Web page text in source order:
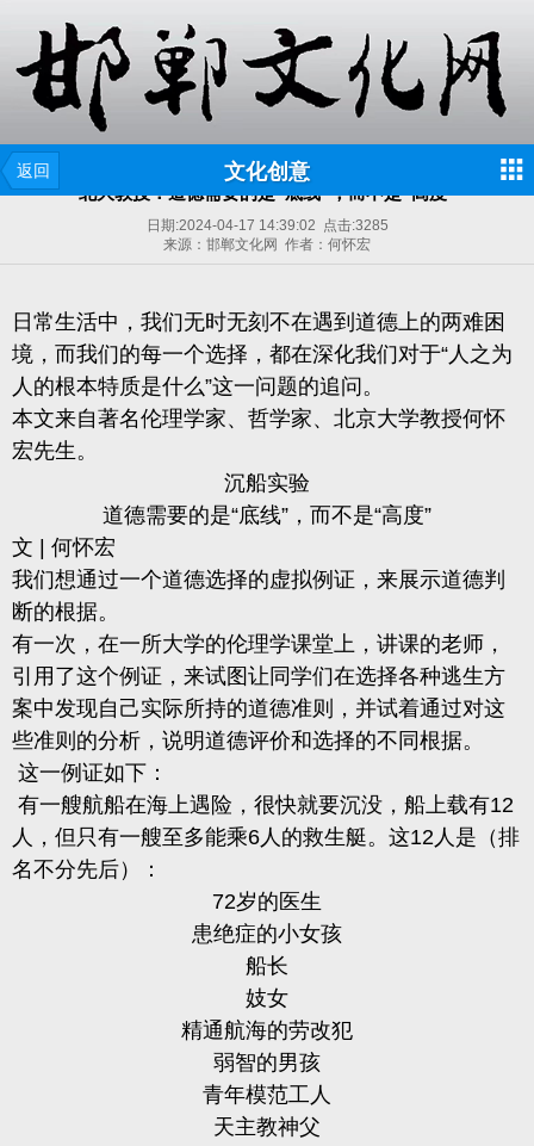
返回 文化创意
北大教授：道德需要的是“底线”，而不是“高度”
日期:2024-04-17 14:39:02 点击:3285
来源：邯郸文化网 作者：何怀宏
日常生活中，我们无时无刻不在遇到道德上的两难困
境，而我们的每一个选择，都在深化我们对于“人之为
人的根本特质是什么”这一问题的追问。
本文来自著名伦理学家、哲学家、北京大学教授何怀
宏先生。
沉船实验
道德需要的是“底线”，而不是“高度”
文 | 何怀宏
我们想通过一个道德选择的虚拟例证，来展示道德判
断的根据。
有一次，在一所大学的伦理学课堂上，讲课的老师，
引用了这个例证，来试图让同学们在选择各种逃生方
案中发现自己实际所持的道德准则，并试着通过对这
些准则的分析，说明道德评价和选择的不同根据。
这一例证如下：
有一艘航船在海上遇险，很快就要沉没，船上载有12
人，但只有一艘至多能乘6人的救生艇。这12人是（排
名不分先后）：
72岁的医生
患绝症的小女孩
船长
妓女
精通航海的劳改犯
弱智的男孩
青年模范工人
天主教神父